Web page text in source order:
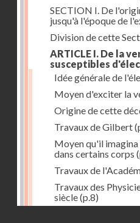
SECTION I. De
jusqu'à l'époque de
Division de cette
ARTICLE I. De la
susceptibles
Idée générale de
Moyen d'exciter la
Origine de cette
Travaux de Gilbert
Moyen qu'il
dans certains corps
Travaux de
Travaux des
siècle(p.8)